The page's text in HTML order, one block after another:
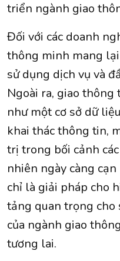
triển ngành giao
Đối với các doanh
thông minh mang
sử dụng dịch vụ và
Ngoài ra, giao
như một cơ sở dữ
khai thác thông tin,
trị trong bối cảnh
nhiên ngày càng
chỉ là giải pháp cho
tảng quan trọng cho
của ngành giao
tương lai.